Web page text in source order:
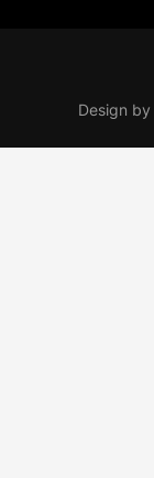
Design by